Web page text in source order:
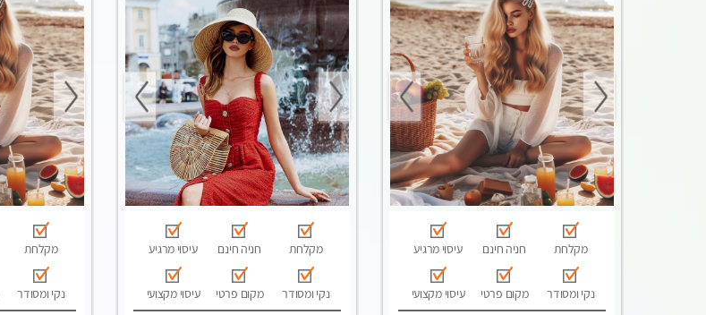
מקלחת חניה חינם עיסוי מרגיע
נקי ומסודר מקום פרטי עיסוי מקצועי
מקלחת חניה חינם עיסוי מרגיע
נקי ומסודר מקום פרטי עיסוי מקצועי
מקלחת
נקי ומסודר